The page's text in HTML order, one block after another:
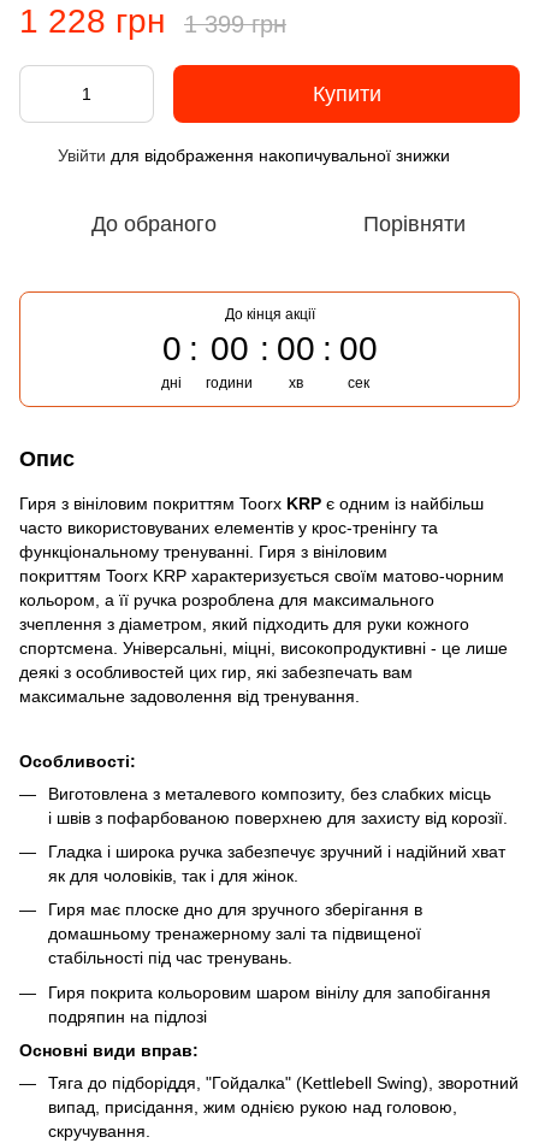
1 228 грн 1 399 грн
Купити
Увійти для відображення накопичувальної знижки
До обраного Порівняти
До кінця акції
0
дні
00
години
00
хв
00
сек
Опис
Гиря з вініловим покриттям Toorx KRP є одним із найбільш
часто використовуваних елементів у крос-тренінгу та
функціональному тренуванні. Гиря з вініловим
покриттям Toorx KRP характеризується своїм матово-чорним
кольором, а її ручка розроблена для максимального
зчеплення з діаметром, який підходить для руки кожного
спортсмена. Універсальні, міцні, високопродуктивні - це лише
деякі з особливостей цих гир, які забезпечать вам
максимальне задоволення від тренування.
Особливості:
Виготовлена з металевого композиту, без слабких місць
і швів з пофарбованою поверхнею для захисту від корозії.
Гладка і широка ручка забезпечує зручний і надійний хват
як для чоловіків, так і для жінок.
Гиря має плоске дно для зручного зберігання в
домашньому тренажерному залі та підвищеної
стабільності під час тренувань.
Гиря покрита кольоровим шаром вінілу для запобігання
подряпин на підлозі
Основні види вправ:
Тяга до підборіддя, "Гойдалка" (Kettlebell Swing), зворотний
випад, присідання, жим однією рукою над головою,
скручування.